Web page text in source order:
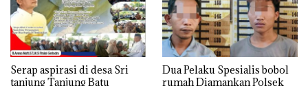
Serap aspirasi di desa Sri
tanjung Tanjung Batu
Dua Pelaku Spesialis bobol
rumah Diamankan Polsek